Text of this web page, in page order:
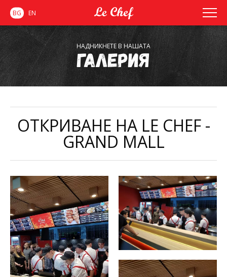
BG EN
НАДНИКНЕТЕ В НАШАТА
Галерия
ОТКРИВАНЕ НА LE CHEF -
GRAND MALL